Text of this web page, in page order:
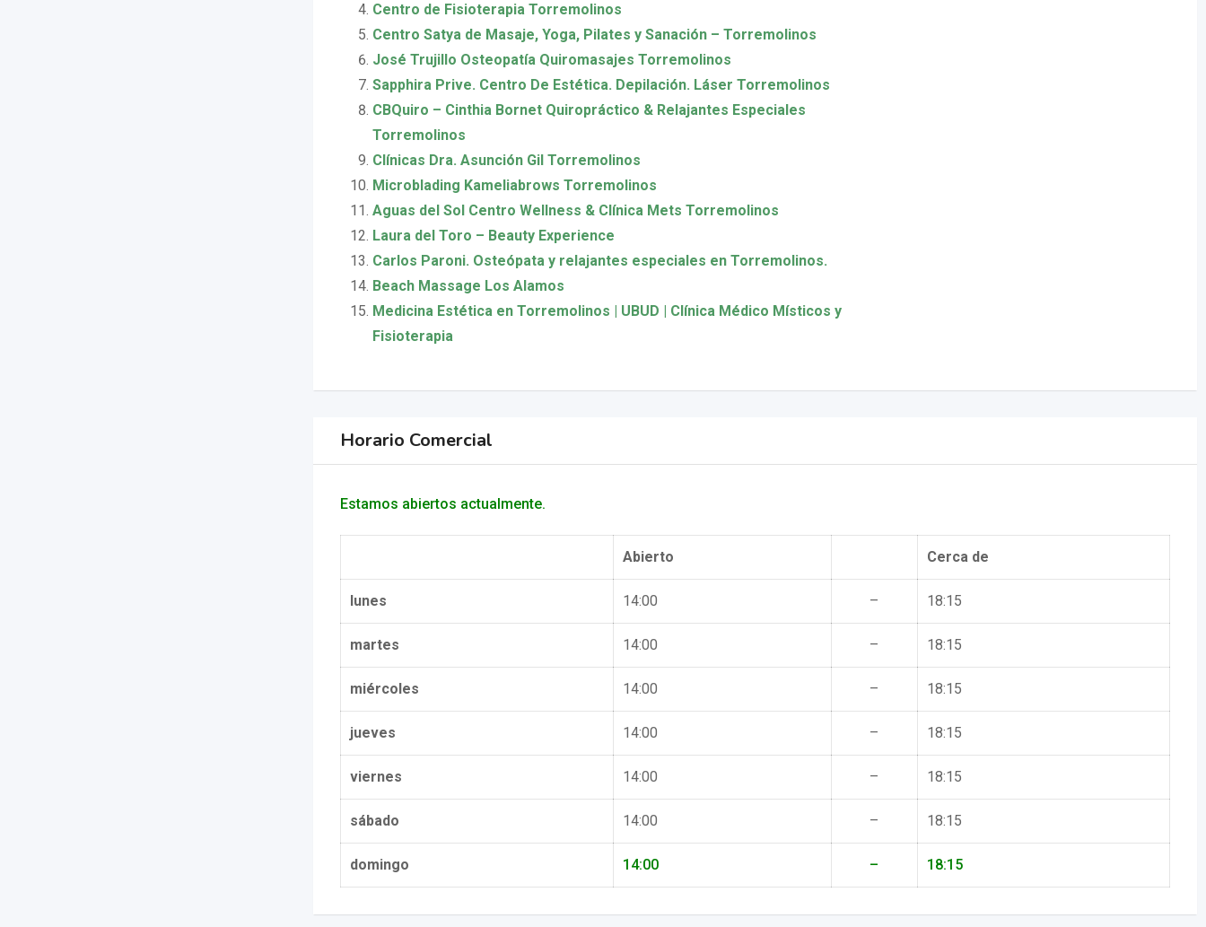
Centro de Fisioterapia Torremolinos
Centro Satya de Masaje, Yoga, Pilates y Sanación – Torremolinos
José Trujillo Osteopatía Quiromasajes Torremolinos
Sapphira Prive. Centro De Estética. Depilación. Láser Torremolinos
CBQuiro – Cinthia Bornet Quiropráctico & Relajantes Especiales
Torremolinos
Clínicas Dra. Asunción Gil Torremolinos
Microblading Kameliabrows Torremolinos
Aguas del Sol Centro Wellness & Clínica Mets Torremolinos
Laura del Toro – Beauty Experience
Carlos Paroni. Osteópata y relajantes especiales en Torremolinos.
Beach Massage Los Alamos
Medicina Estética en Torremolinos | UBUD | Clínica Médico Místicos y
Fisioterapia
Horario Comercial
Estamos abiertos actualmente.
Abierto Cerca de
lunes 14:00 – 18:15
martes 14:00 – 18:15
miércoles 14:00 – 18:15
jueves 14:00 – 18:15
viernes 14:00 – 18:15
sábado 14:00 – 18:15
domingo 14:00 – 18:15